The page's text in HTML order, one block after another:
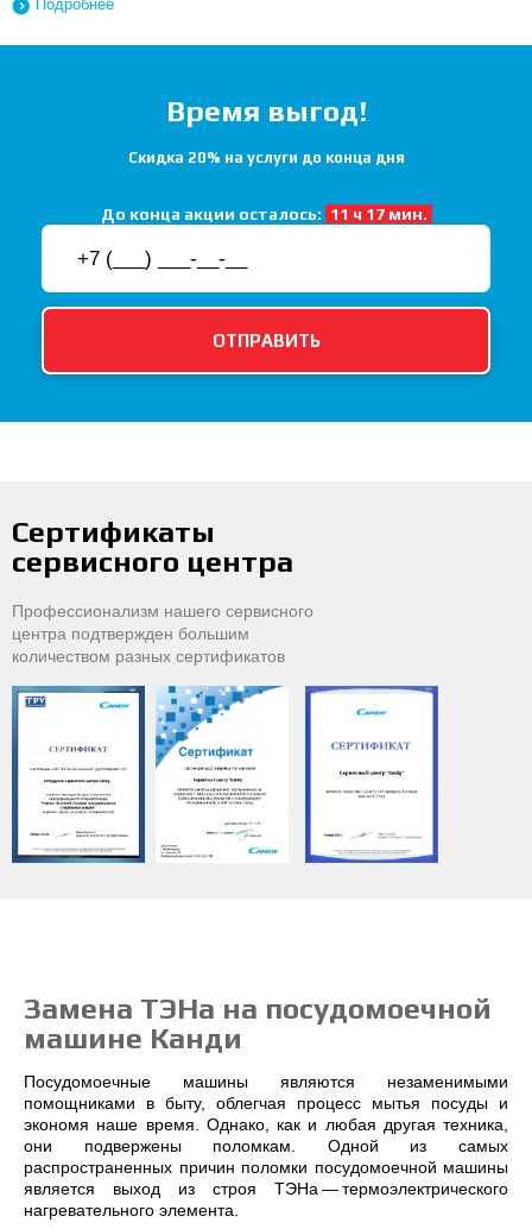
Подробнее
Время выгод!
Скидка 20% на услуги до конца дня
До конца акции осталось: 11 ч 17 мин.
Сертификаты
сервисного центра
Профессионализм нашего сервисного
центра подтвержден большим
количеством разных сертификатов
Замена ТЭНа на посудомоечной
машине Канди
Посудомоечные машины являются незаменимыми
помощниками в быту, облегчая процесс мытья посуды и
экономя наше время. Однако, как и любая другая техника,
они подвержены поломкам. Одной из самых
распространенных причин поломки посудомоечной машины
является выход из строя ТЭНа — термоэлектрического
нагревательного элемента.